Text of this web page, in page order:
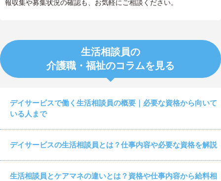
報収集や募集状況の確認も、お気軽にご相談ください。
生活相談員の
介護職・福祉のコラムを見る
デイサービスで働く生活相談員の概要｜必要な資格から向いて
いる人まで
デイサービスの生活相談員とは？仕事内容や必要な資格を解説
生活相談員とケアマネの違いとは？資格や仕事内容から給料相